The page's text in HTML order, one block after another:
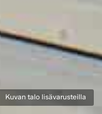
Kuvan talo lisävarusteilla